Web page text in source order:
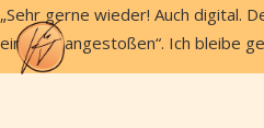
„Sehr gerne wieder! Auch digital.
einiges „angestoßen“. Ich bleibe